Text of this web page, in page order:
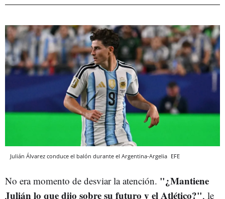
Julián Álvarez conduce el balón durante el Argentina-Argelia EFE
No era momento de desviar la atención. "¿Mantiene
Julián lo que dijo sobre su futuro y el Atlético?", le